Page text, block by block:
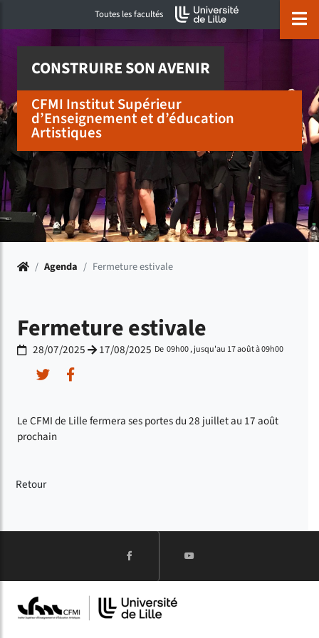
Accéder au menu principal
Accéder à la recherche
Accéder au pied de pageToutes les facultés
CONSTRUIRE SON AVENIR
CFMI Institut Supérieur
d’Enseignement et d’éducation
Artistiques
Accueil
/ Agenda / Fermeture estivale
Fermeture estivale
Du 28/07/2025
au 17/08/2025 De 09h00 , jusqu'au 17 août à 09h00
Partager sur Twitter
Partager sur Facebook
Le CFMI de Lille fermera ses portes du 28 juillet au 17 août
prochain
Retour